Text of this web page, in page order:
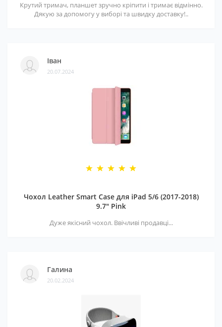
Крутий тримач, планшет зручно кріпити і тримає відмінно.
Дякую за допомогу у виборі та швидку доставку!..
Іван
20.07.2024
Чохол Leather Smart Case для iPad 5/6 (2017-2018)
9.7" Pink
Дуже якісний чохол. Ввічливі продавці...
Галина
20.02.2024